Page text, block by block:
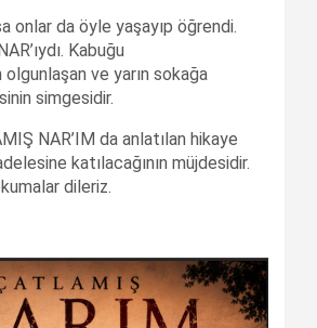
onlar da öyle yaşayıp öğrendi.
Kabuğu
ve yarın sokağa
simgesidir.
NAR’IM da anlatılan hikaye
katılacağının müjdesidir.
dileriz.